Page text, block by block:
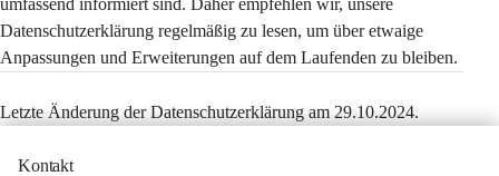
umfassend informiert sind. Daher empfehlen wir, unsere
Datenschutzerklärung regelmäßig zu lesen, um über etwaige
Anpassungen und Erweiterungen auf dem Laufenden zu bleiben.
Letzte Änderung der Datenschutzerklärung am 29.10.2024.
Kontakt